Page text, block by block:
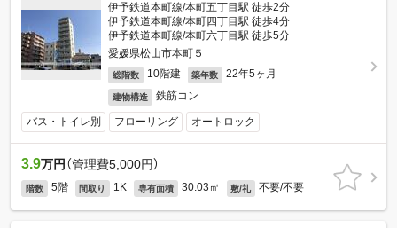
伊予鉄道本町線/本町五丁目駅 徒歩2分
伊予鉄道本町線/本町四丁目駅 徒歩4分
伊予鉄道本町線/本町六丁目駅 徒歩5分
愛媛県松山市本町５
総階数 10階建 築年数 22年5ヶ月
建物構造 鉄筋コン
バス・トイレ別 フローリング オートロック
3.9万円 （管理費5,000円）
階数 5階 間取り 1K 専有面積 30.03㎡ 敷/礼 不要/不要